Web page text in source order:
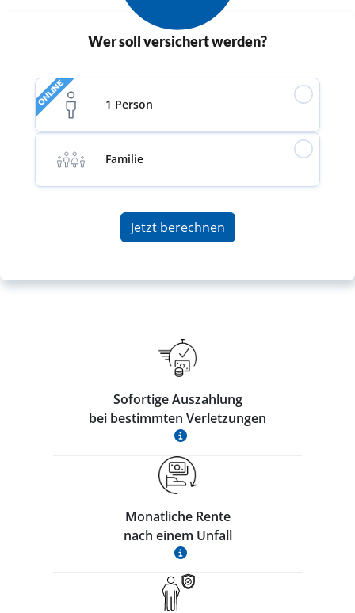
Wer soll versichert werden?
ONLINE 1 Person
Familie
Jetzt berechnen
Sofortige Auszahlung
bei bestimmten Verletzungen
Monatliche Rente
nach einem Unfall